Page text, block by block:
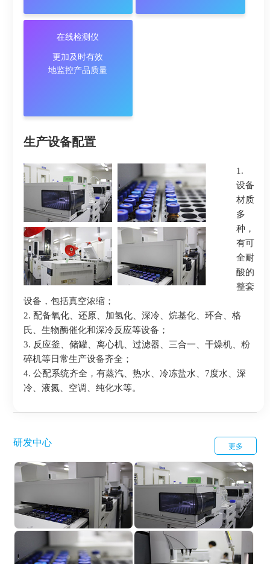
在线检测仪
更加及时有效
地监控产品质量
在线检测仪
更加及时有效
生产设备配置
1.
设备
材质
多
种，
有可
全耐
酸的
整套
设备，包括真空浓缩；
2. 配备氧化、还原、加氢化、深冷、烷基化、环合、格
氏、生物酶催化和深冷反应等设备；
3. 反应釜、储罐、离心机、过滤器、三合一、干燥机、粉
碎机等日常生产设备齐全；
4. 公配系统齐全，有蒸汽、热水、冷冻盐水、7度水、深
冷、液氮、空调、纯化水等。
更多
研发中心